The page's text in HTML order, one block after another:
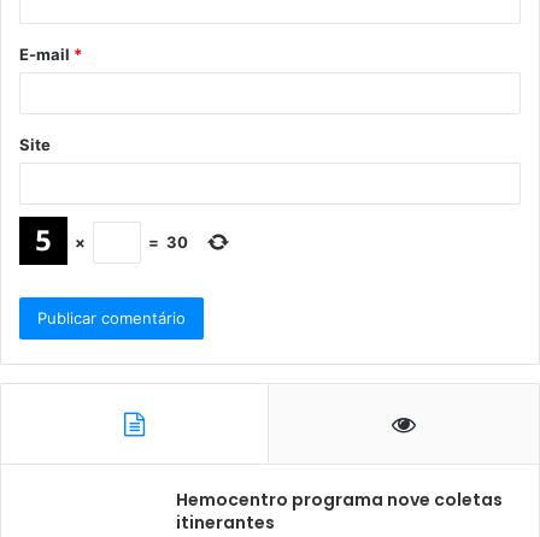
E-mail *
Site
× = 30
Hemocentro programa nove coletas
itinerantes